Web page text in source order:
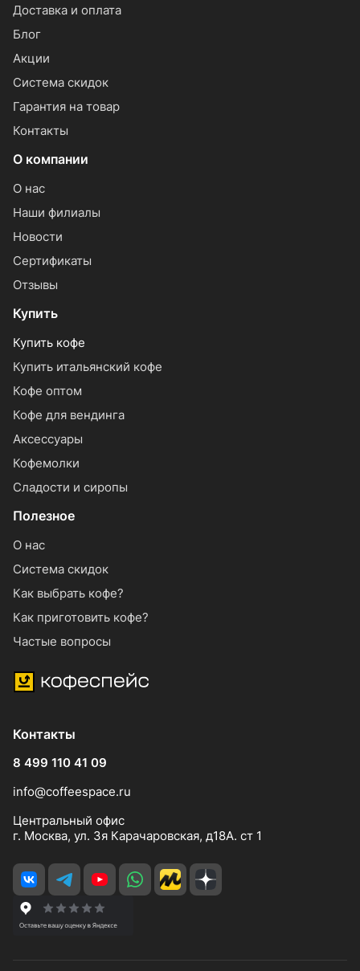
Доставка и оплата
Блог
Акции
Система скидок
Гарантия на товар
Контакты
О компании
О нас
Наши филиалы
Новости
Сертификаты
Отзывы
Купить
Купить кофе
Купить итальянский кофе
Кофе оптом
Кофе для вендинга
Аксессуары
Кофемолки
Сладости и сиропы
Полезное
О нас
Система скидок
Как выбрать кофе?
Как приготовить кофе?
Частые вопросы
Контакты
8 499 110 41 09
info@coffeespace.ru
Центральный офис
г. Москва, ул. 3я Карачаровская, д18А. ст 1